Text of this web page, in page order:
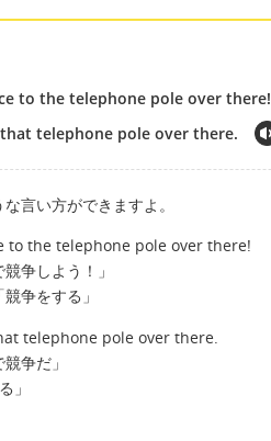
to the telephone pole over there!
telephone pole over there.
言い方ができますよ。
to the telephone pole over there!
争しよう！」
争をする」
telephone pole over there.
争だ」
」